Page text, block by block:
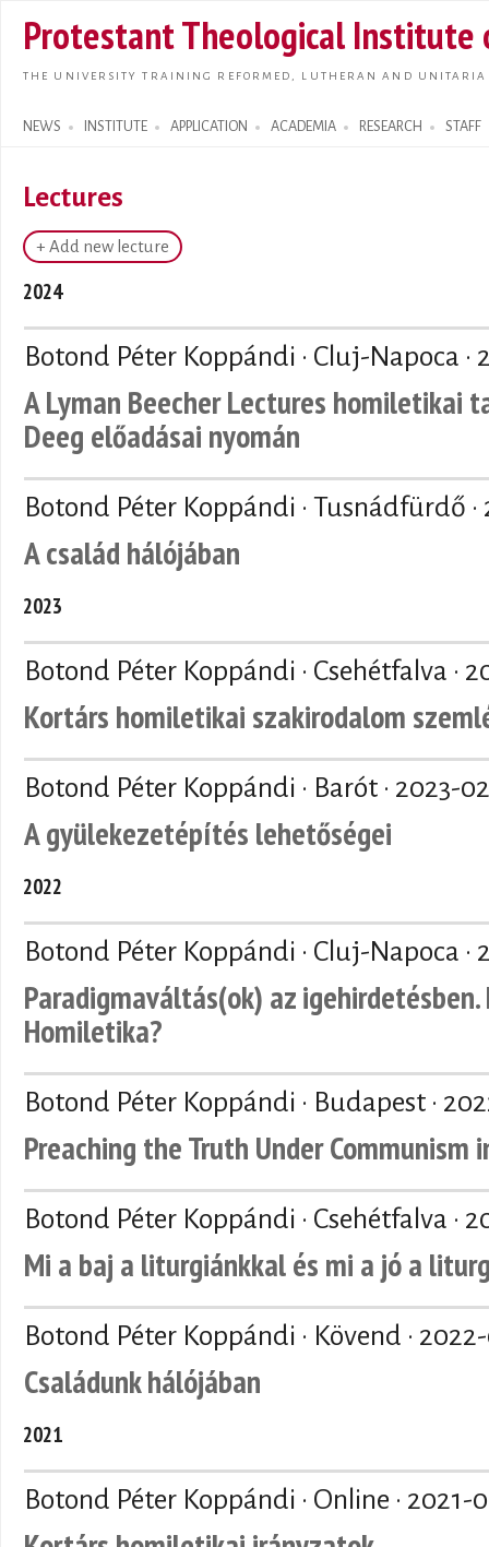
main
Protestant Theological Institute
THE UNIVERSITY TRAINING REFORMED, LUTHERAN AND
NEWS INSTITUTE APPLICATION ACADEMIA RESEARCH STAFF
Search form
Lectures
+ Add new lecture
2024
Botond Péter Koppándi · Cluj-Napoca ·
A Lyman Beecher Lectures homiletikai
Deeg előadásai nyomán
Botond Péter Koppándi · Tusnádfürdő ·
A család hálójában
2023
Botond Péter Koppándi · Csehétfalva ·
Kortárs homiletikai szakirodalom
Botond Péter Koppándi · Barót · 2023-
A gyülekezetépítés lehetőségei
2022
Botond Péter Koppándi · Cluj-Napoca ·
Paradigmaváltás(ok) az
Homiletika?
Botond Péter Koppándi · Budapest ·
Preaching the Truth Under Communism
Botond Péter Koppándi · Csehétfalva ·
Mi a baj a liturgiánkkal és mi a jó a
Botond Péter Koppándi · Kövend ·
Családunk hálójában
2021
Botond Péter Koppándi · Online · 2021-